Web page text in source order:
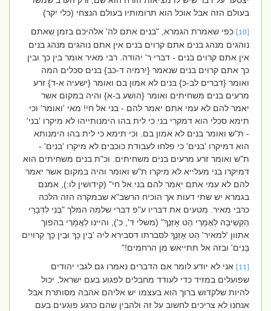
בעולם הזה אבל אוכל הוא תרומותיו בעולם הנצחי (כלי יקר)
[10] כפי שאמרת הגמרא, "בנים אתם לה' אלהיכם בזמן שאתם
נוהגים מנהג בנים אתם קרוים בנים אין אתם נוהגים מנהג בנים
אין אתם קרוים בנים - דברי ר' יהודה. רבי מאיר אומר בין כך ובין
כך אתם קרוים בנים שנאמר {ירמיה ד-כב} בנים סכלים המה
ואומר {דברים לב-כ} בנים לא אמון בם ואומר {ישעיה א-ד} זרע
מרעים בנים משחיתים ואומר {הושע ב-א} והיה במקום אשר
יאמר להם לא עמי אתם יאמר להם - בני אל חי! מאי 'ואומר' וכי
תימא סכלי הוא דמקרי בני כי לית בהו הימנותייהו לא מיקרו 'בני'
- ת"ש ואומר בנים לא אמון בם. וכי תימא כי לית בהו הימנותא
הוא דמיקרו 'בנים' כי פלחו לעבודת כוכבים לא מיקרו 'בנים' -
ת"ש ואומר זרע מרעים בנים משחיתים. וכ"ת בנים משחיתים הוא
דמיקרו בני מעלייא לא מיקרו ת"ש ואומר והיה במקום אשר יאמר
להם לא עמי אתם יאמר להם בני אל חי" (קידושין לו:), אמנם
בגמרא יש שתי דעות אך הוכיח הרשב"א שבמקרה הזה הלכה
כרבי מאיר. מטעים את דבריו ע"פ דברי שלמה המלך "בְּנִי לִדְבָרַי
הַקְשִׁיבָה לַאֲמָרַי הַט אָזְנֶךָ" (משלי ד', כ'), והיינו לַאֲמָרַי בהפוך
אתוון 'למאיר' הַט אָזְנֶךָ לסברתו דסבירא ליה 'בֵּין כָּךְ וּבֵין כָּךְ קְרוּיִים
בָּנִים' ובזה אל תתייאש מן הרחמים!"
[11] אני לא יודע לומר אם הדברים נאמרו גם לגבי יהודים
שפועלים במזיד כדי לעודד מחבלים לפגוע בעם ישראל, יכול
להיות שלקדוש ברוך הוא בעצמו יש אליהם אהבה מסותרת אבל
אנחנו לא צריכים לחשוב על זה ולהבין שהם כרגע פוגעים בעם